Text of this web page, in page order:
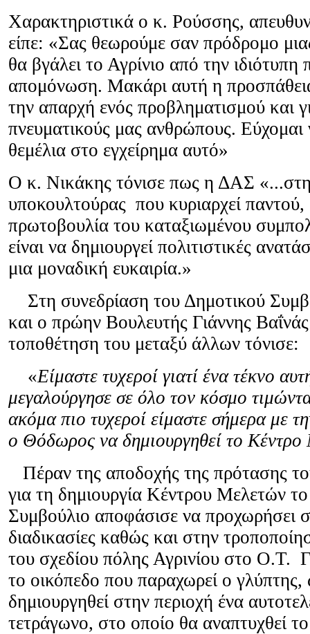
Χαρακτηριστικά ο κ. Ρούσσης,
είπε: «Σας θεωρούμε σαν πρόδρομο
θα βγάλει το Αγρίνιο από την ιδιότυπη
απομόνωση. Μακάρι αυτή η
την απαρχή ενός προβληματισμού και
πνευματικούς μας ανθρώπους.
θεμέλια στο εγχείρημα αυτό»
Ο κ. Νικάκης τόνισε πως η ΔΑΣ
υποκουλτούρας που κυριαρχεί παντού,
πρωτοβουλία του καταξιωμένου
είναι να δημιουργεί πολιτιστικές
μια μοναδική ευκαιρία.»
Στη συνεδρίαση του Δημοτικού
και ο πρώην Βουλευτής Γιάννης
τοποθέτηση του μεταξύ άλλων τόνισε:
«Είμαστε τυχεροί γιατί ένα τέκνο
μεγαλούργησε σε όλο τον κόσμο
ακόμα πιο τυχεροί είμαστε σήμερα με
ο Θόδωρος να δημιουργηθεί το Κέντρο
Πέραν της αποδοχής της πρότασης
για τη δημιουργία Κέντρου Μελετών
Συμβούλιο αποφάσισε να προχωρήσει
διαδικασίες καθώς και στην
του σχεδίου πόλης Αγρινίου στο Ο.Τ.
το οικόπεδο που παραχωρεί ο
δημιουργηθεί στην περιοχή ένα
τετράγωνο, στο οποίο θα αναπτυχθεί